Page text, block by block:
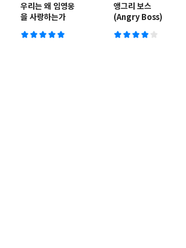
우리는 왜 임영웅
을 사랑하는가
앵그리 보스
(Angry Boss)